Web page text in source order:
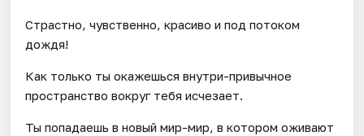
Страстно, чувственно, красиво и под потоком
дождя!
Как только ты окажешься внутри-привычное
пространство вокруг тебя исчезает.
Ты попадаешь в новый мир-мир, в котором оживают